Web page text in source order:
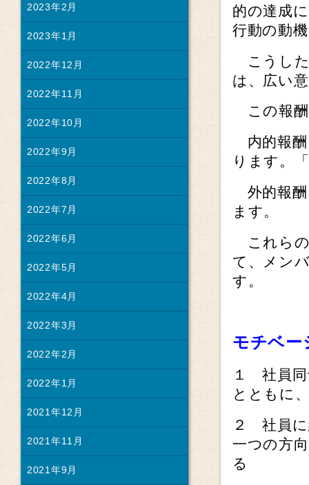
的の達成
行動の動
こうした
は、広い
この報酬
内的報酬
ります。
外的報酬
ます。
これらの
て、メン
す。
モチベー
１ 社員同
とともに
２ 社員に
一つの方
る
2023年2月
2023年1月
2022年12月
2022年11月
2022年10月
2022年9月
2022年8月
2022年7月
2022年6月
2022年5月
2022年4月
2022年3月
2022年2月
2022年1月
2021年12月
2021年11月
2021年9月